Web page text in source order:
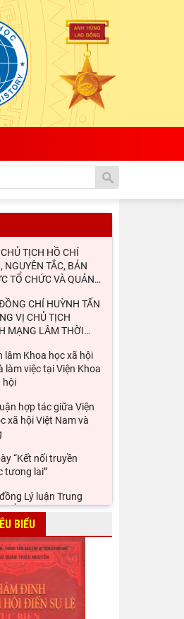
THỨC TỔ CHỨC VÀ QUẢN LÝ CỦA
TỊCH HỒ CHÍ
NGUYÊN TẮC, BẢN
TỔ CHỨC VÀ QUẢN…
CHÍ HUỲNH TẤN
VỊ CHỦ TỊCH
MẠNG LÂM THỜI…
lâm Khoa học xã hội
làm việc tại Viện Khoa
hội
hợp tác giữa Viện
xã hội Việt Nam và
“Kết nối truyền
tương lai”
Lý luận Trung
ban Văn hóa - Xã
lâm Khoa học xã hội
Hội nghị Tập huấn
kiểm
gia Hội thảo khoa học
văn hóa Lê Quý
BIỂU